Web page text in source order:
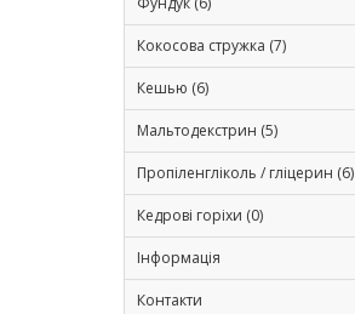
Кокосова стружка (7)
Кешью (6)
Мальтодекстрин (5)
Пропіленгліколь / гліцерин (6)
Кедрові горіхи (0)
Інформація
Контакти